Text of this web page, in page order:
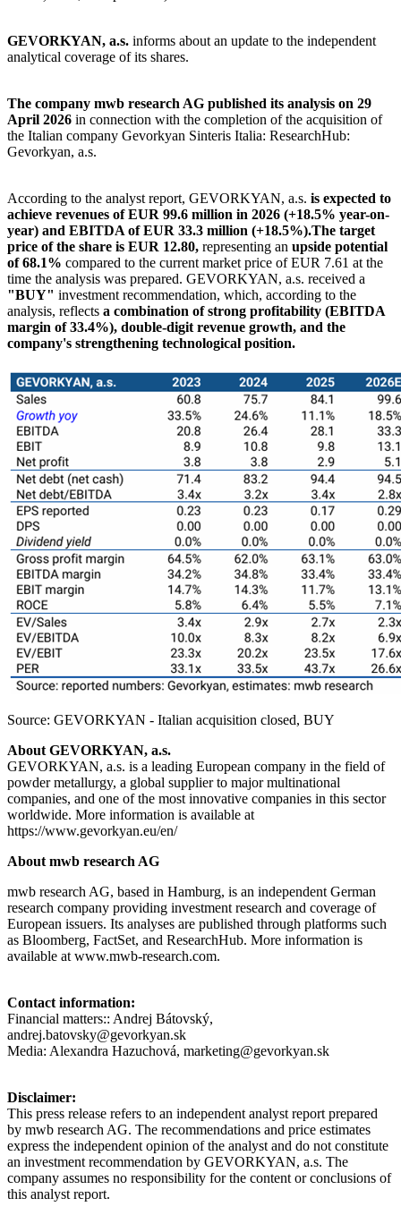
GEVORKYAN, a.s. informs about an update to the independent
analytical coverage of its shares.
The company mwb research AG published its analysis on 29
April 2026 in connection with the completion of the acquisition of
the Italian company Gevorkyan Sinteris Italia: ResearchHub:
Gevorkyan, a.s.
According to the analyst report, GEVORKYAN, a.s. is expected to
achieve revenues of EUR 99.6 million in 2026 (+18.5% year-on-
year) and EBITDA of EUR 33.3 million (+18.5%).The target
price of the share is EUR 12.80, representing an upside potential
of 68.1% compared to the current market price of EUR 7.61 at the
time the analysis was prepared. GEVORKYAN, a.s. received a
"BUY" investment recommendation, which, according to the
analysis, reflects a combination of strong profitability (EBITDA
margin of 33.4%), double-digit revenue growth, and the
company's strengthening technological position.
Source: GEVORKYAN - Italian acquisition closed, BUY
About GEVORKYAN, a.s.
GEVORKYAN, a.s. is a leading European company in the field of
powder metallurgy, a global supplier to major multinational
companies, and one of the most innovative companies in this sector
worldwide. More information is available at
https://www.gevorkyan.eu/en/
About mwb research AG
mwb research AG, based in Hamburg, is an independent German
research company providing investment research and coverage of
European issuers. Its analyses are published through platforms such
as Bloomberg, FactSet, and ResearchHub. More information is
available at www.mwb-research.com.
Contact information:
Financial matters:: Andrej Bátovský,
andrej.batovsky@gevorkyan.sk
Media: Alexandra Hazuchová, marketing@gevorkyan.sk
Disclaimer:
This press release refers to an independent analyst report prepared
by mwb research AG. The recommendations and price estimates
express the independent opinion of the analyst and do not constitute
an investment recommendation by GEVORKYAN, a.s. The
company assumes no responsibility for the content or conclusions of
this analyst report.